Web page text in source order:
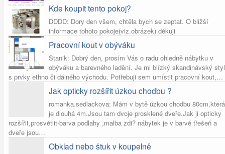
Kde koupit tento pokoj?
DDDD: Dory den všem, chtěla bych se zeptat. O bližší
informace tohoto pokoje(viz.obrázek) děkuji
Pracovní kout v obýváku
Stanik: Dobrý den, prosím Vás o radu ohledně nábytku v
obýváku a barevného ladění. Je mi blízký skandinávský styl
s prvky ethno či dálného východu. Potřebuji sem umístit pracovní kout,…
Jak opticky rozšířit úzkou chodbu ?
romanka.sedlackova: Mám v bytě úzkou chodbu 80cm,která
je dlouhá 4m.Jsou tam dvoje prosklené dveře.Jak ji opticky
rozšířit,prosvětlit-barva podlahy ,malba zdi? nábytek je v barvě třešeň a
dveře jsou…
Obklad nebo štuk v koupelně